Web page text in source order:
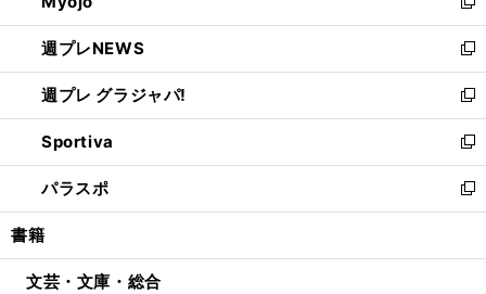
開
く
ウ
で
開
く
ィ
ン
ド
ウ
で
開
く
新
し
い
ウ
ィ
ン
ド
ウ
で
開
週プレNEWS
新
し
い
ウ
ィ
ン
ド
ウ
開
週プレ グラジャパ!
新
し
い
ウ
ィ
ン
ウ
Sportiva
新
し
い
ウ
ン
パラスポ
新
し
ウ
書籍
文芸・文庫・総合